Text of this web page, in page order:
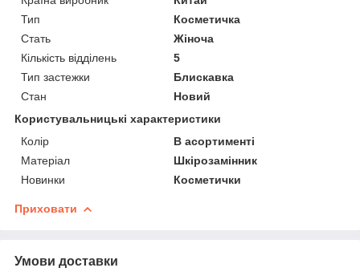
Тип
Косметичка
Стать
Жіноча
Кількість відділень
5
Тип застежки
Блискавка
Стан
Новий
Користувальницькі характеристики
Колір
В асортименті
Матеріал
Шкірозамінник
Новинки
Косметички
Приховати
Умови доставки